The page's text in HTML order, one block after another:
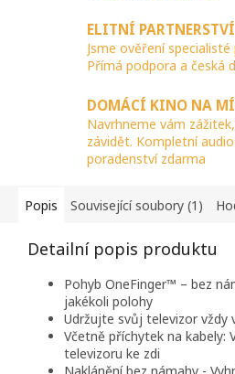
ELITNÍ PARTNERSTVÍ
Jsme ověření
Přímá podpora a česká
DOMÁCÍ KINO NA
Navrhneme vám
závidět. Kompletní
poradenství zdarma
Popis Související soubory (1)
Detailní popis produktu
Pohyb OneFinger™ – bez
jakékoli polohy
Udržujte svůj televizor vždy
Včetně příchytek na kabely:
televizoru ke zdi